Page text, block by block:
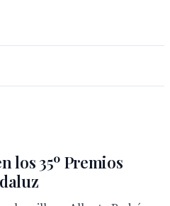
los 35º Premios